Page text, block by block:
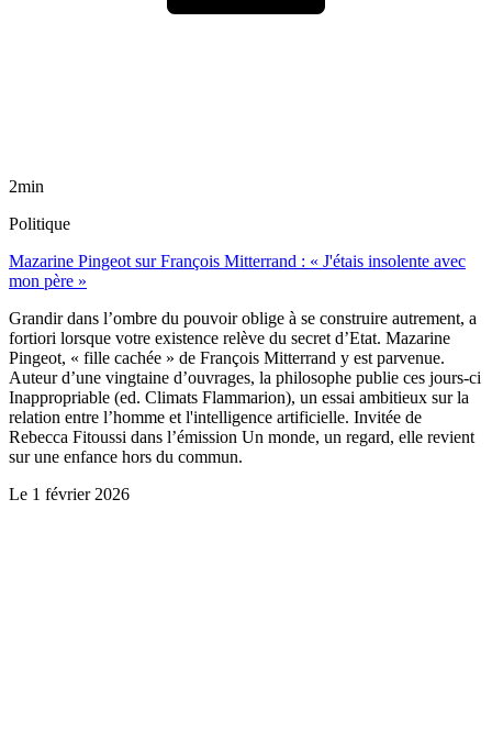
2min
Politique
Mazarine Pingeot sur François Mitterrand : « J'étais insolente avec
mon père »
Grandir dans l’ombre du pouvoir oblige à se construire autrement, a
fortiori lorsque votre existence relève du secret d’Etat. Mazarine
Pingeot, « fille cachée » de François Mitterrand y est parvenue.
Auteur d’une vingtaine d’ouvrages, la philosophe publie ces jours-ci
Inappropriable (ed. Climats Flammarion), un essai ambitieux sur la
relation entre l’homme et l'intelligence artificielle. Invitée de
Rebecca Fitoussi dans l’émission Un monde, un regard, elle revient
sur une enfance hors du commun.
Le 1 février 2026